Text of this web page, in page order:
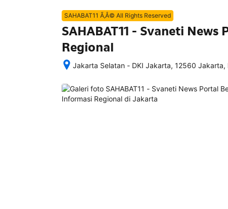
SAHABAT11 Ã‚Â© All Rights Reserved
SAHABAT11 - Svaneti
Regional
Jakarta Selatan - DKI Jakarta, 12560 Jakarta,
memesan,
semua